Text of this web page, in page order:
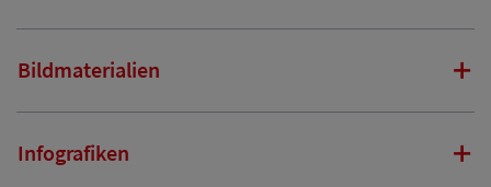
Bildmaterialien
Infografiken